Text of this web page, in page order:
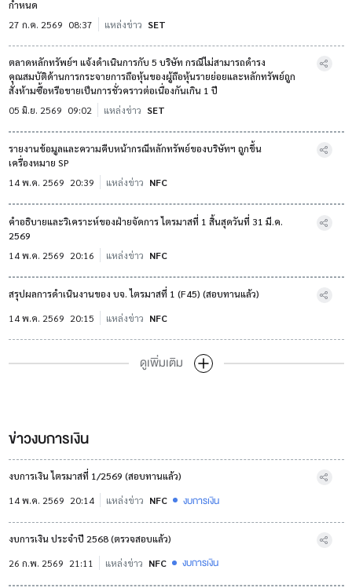
กำหนด
27 ก.ค. 2569 08:37 แหล่งข่าว SET
ตลาดหลักทรัพย์ฯ แจ้งดำเนินการกับ 5 บริษัท กรณีไม่สามารถดำรง
คุณสมบัติด้านการกระจายการถือหุ้นของผู้ถือหุ้นรายย่อยและหลักทรัพย์ถูก
สั่งห้ามซื้อหรือขายเป็นการชั่วคราวต่อเนื่องกันเกิน 1 ปี
05 มิ.ย. 2569 09:02 แหล่งข่าว SET
รายงานข้อมูลและความคืบหน้ากรณีหลักทรัพย์ของบริษัทฯ ถูกขึ้น
เครื่องหมาย SP
14 พ.ค. 2569 20:39 แหล่งข่าว NFC
คำอธิบายและวิเคราะห์ของฝ่ายจัดการ ไตรมาสที่ 1 สิ้นสุดวันที่ 31 มี.ค.
2569
14 พ.ค. 2569 20:16 แหล่งข่าว NFC
สรุปผลการดำเนินงานของ บจ. ไตรมาสที่ 1 (F45) (สอบทานแล้ว)
14 พ.ค. 2569 20:15 แหล่งข่าว NFC
ดูเพิ่มเติม
ข่าวงบการเงิน
งบการเงิน ไตรมาสที่ 1/2569 (สอบทานแล้ว)
14 พ.ค. 2569 20:14 แหล่งข่าว NFC งบการเงิน
งบการเงิน ประจำปี 2568 (ตรวจสอบแล้ว)
26 ก.พ. 2569 21:11 แหล่งข่าว NFC งบการเงิน